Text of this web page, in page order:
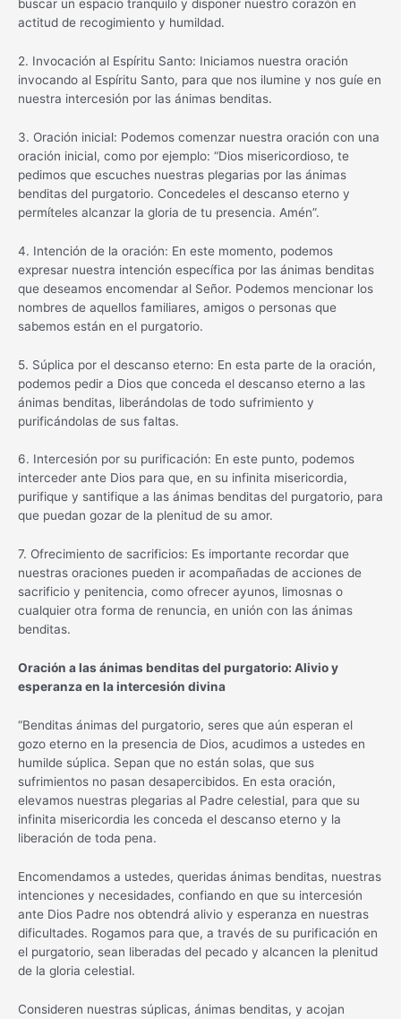
buscar un espacio tranquilo y disponer nuestro corazón en
actitud de recogimiento y humildad.
2. Invocación al Espíritu Santo: Iniciamos nuestra oración
invocando al Espíritu Santo, para que nos ilumine y nos guíe en
nuestra intercesión por las ánimas benditas.
3. Oración inicial: Podemos comenzar nuestra oración con una
oración inicial, como por ejemplo: “Dios misericordioso, te
pedimos que escuches nuestras plegarias por las ánimas
benditas del purgatorio. Concedeles el descanso eterno y
permíteles alcanzar la gloria de tu presencia. Amén”.
4. Intención de la oración: En este momento, podemos
expresar nuestra intención específica por las ánimas benditas
que deseamos encomendar al Señor. Podemos mencionar los
nombres de aquellos familiares, amigos o personas que
sabemos están en el purgatorio.
5. Súplica por el descanso eterno: En esta parte de la oración,
podemos pedir a Dios que conceda el descanso eterno a las
ánimas benditas, liberándolas de todo sufrimiento y
purificándolas de sus faltas.
6. Intercesión por su purificación: En este punto, podemos
interceder ante Dios para que, en su infinita misericordia,
purifique y santifique a las ánimas benditas del purgatorio, para
que puedan gozar de la plenitud de su amor.
7. Ofrecimiento de sacrificios: Es importante recordar que
nuestras oraciones pueden ir acompañadas de acciones de
sacrificio y penitencia, como ofrecer ayunos, limosnas o
cualquier otra forma de renuncia, en unión con las ánimas
benditas.
Oración a las ánimas benditas del purgatorio: Alivio y
esperanza en la intercesión divina
“Benditas ánimas del purgatorio, seres que aún esperan el
gozo eterno en la presencia de Dios, acudimos a ustedes en
humilde súplica. Sepan que no están solas, que sus
sufrimientos no pasan desapercibidos. En esta oración,
elevamos nuestras plegarias al Padre celestial, para que su
infinita misericordia les conceda el descanso eterno y la
liberación de toda pena.
Encomendamos a ustedes, queridas ánimas benditas, nuestras
intenciones y necesidades, confiando en que su intercesión
ante Dios Padre nos obtendrá alivio y esperanza en nuestras
dificultades. Rogamos para que, a través de su purificación en
el purgatorio, sean liberadas del pecado y alcancen la plenitud
de la gloria celestial.
Consideren nuestras súplicas, ánimas benditas, y acojan